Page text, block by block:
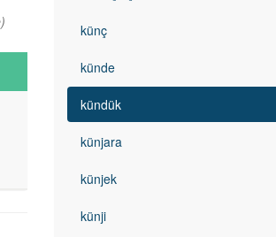
künç
künde
kündük
künjara
künjek
künji